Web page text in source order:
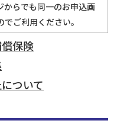
入会のご案内
からでも同一のお申込画
ご利用ください。
保険
ついて